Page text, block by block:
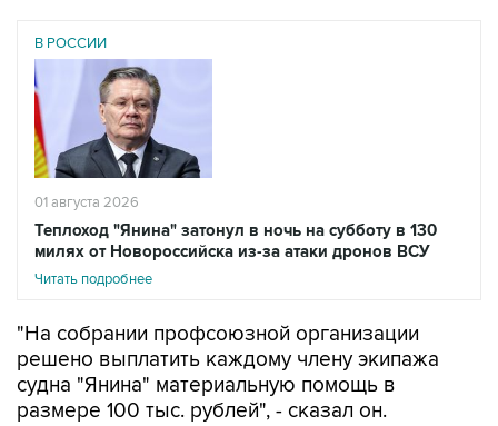
В РОССИИ
01 августа 2026
Теплоход "Янина" затонул в ночь на субботу в 130
милях от Новороссийска из-за атаки дронов ВСУ
Читать подробнее
"На собрании профсоюзной организации
решено выплатить каждому члену экипажа
судна "Янина" материальную помощь в
размере 100 тыс. рублей", - сказал он.